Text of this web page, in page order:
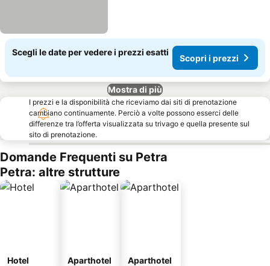
Scegli le date per vedere i prezzi esatti
Scopri i prezzi
Mostra di più
I prezzi e la disponibilità che riceviamo dai siti di prenotazione
cambiano continuamente. Perciò a volte possono esserci delle
differenze tra l’offerta visualizzata su trivago e quella presente sul
sito di prenotazione.
Domande Frequenti su Petra
Petra: altre strutture
Hotel Aparthotel Aparthotel